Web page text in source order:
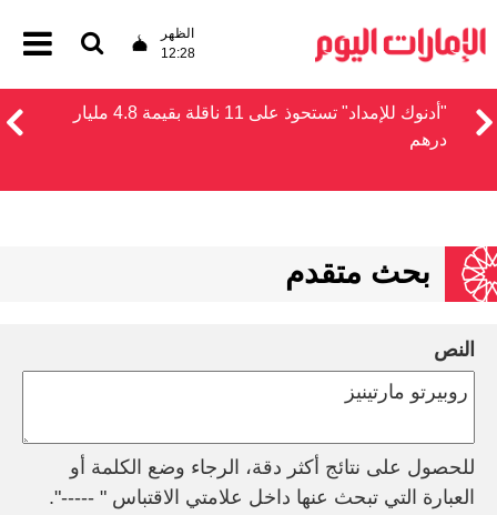
الظهر
12:28
"أدنوك للإمداد" تستحوذ على 11 ناقلة بقيمة 4.8 مليار
درهم
بحث متقدم
النص
للحصول على نتائج أكثر دقة، الرجاء وضع الكلمة أو
العبارة التي تبحث عنها داخل علامتي الاقتباس " -----".